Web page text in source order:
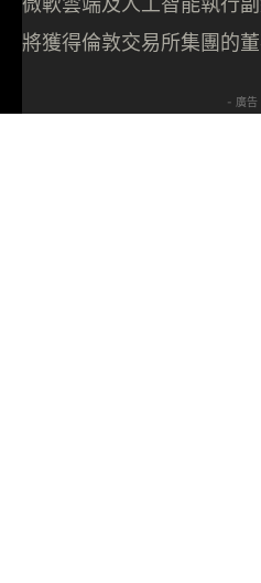
將獲得倫敦交易所集團的
- 廣告